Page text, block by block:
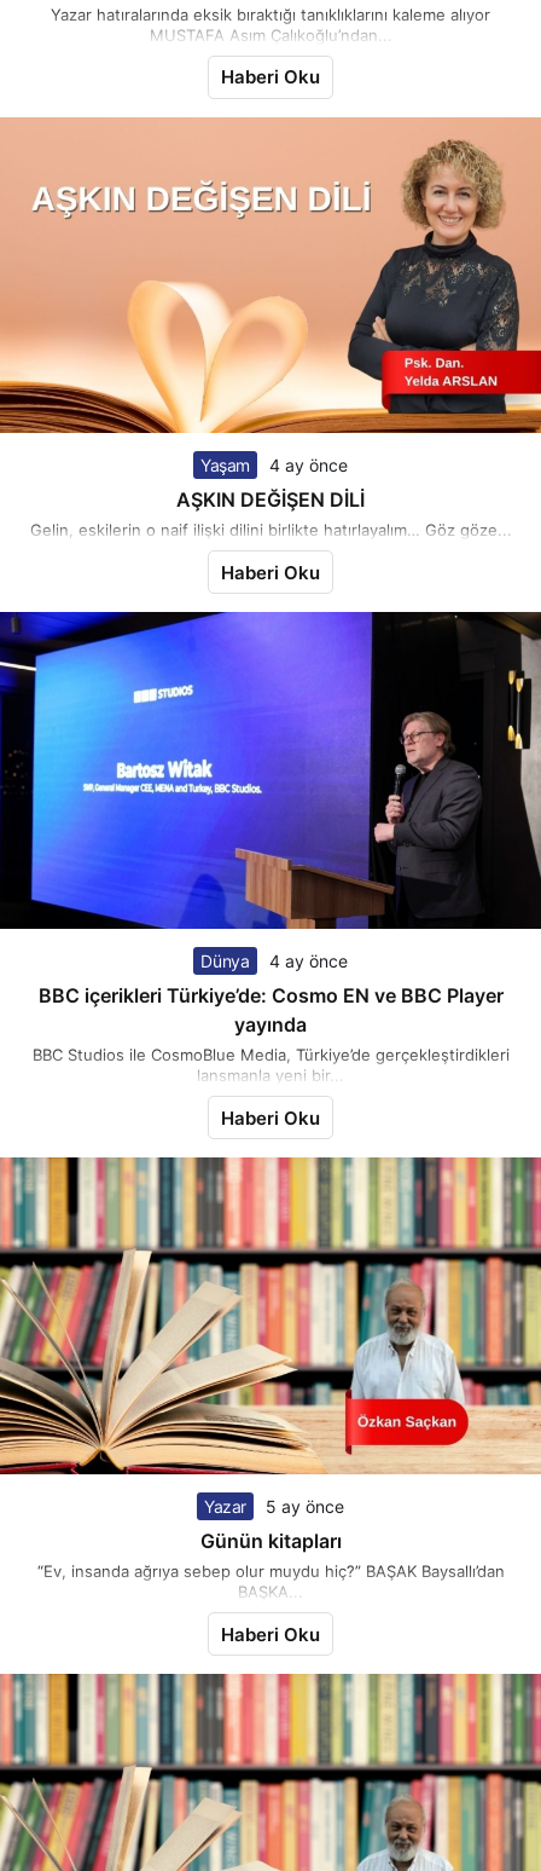
Yazar hatıralarında eksik bıraktığı tanıklıklarını kaleme alıyor
MUSTAFA Asım Çalıkoğlu’ndan...
Haberi Oku
Yaşam 4 ay önce
AŞKIN DEĞİŞEN DİLİ
Gelin, eskilerin o naif ilişki dilini birlikte hatırlayalım… Göz göze...
Haberi Oku
Dünya 4 ay önce
BBC içerikleri Türkiye’de: Cosmo EN ve BBC Player
yayında
BBC Studios ile CosmoBlue Media, Türkiye’de gerçekleştirdikleri
lansmanla yeni bir...
Haberi Oku
Yazar 5 ay önce
Günün kitapları
“Ev, insanda ağrıya sebep olur muydu hiç?” BAŞAK Baysallı’dan
BAŞKA...
Haberi Oku